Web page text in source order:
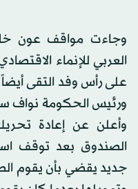
وجاءت مواقف عون
العربي للإنماء
على رأس وفد التقى أيضاً
ورئيس الحكومة نواف
وأعلن عن إعادة
الصندوق بعد توقف
جديد يقضي بأن يقوم